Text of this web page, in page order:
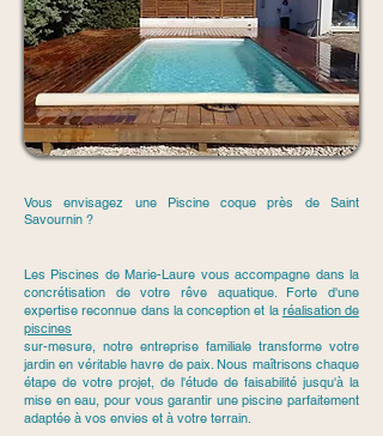
Vous envisagez une Piscine coque près de Saint
Savournin ?
Les Piscines de Marie-Laure vous accompagne dans la
concrétisation de votre rêve aquatique. Forte d'une
expertise reconnue dans la conception et la réalisation de
piscines
sur-mesure, notre entreprise familiale transforme votre
jardin en véritable havre de paix. Nous maîtrisons chaque
étape de votre projet, de l'étude de faisabilité jusqu'à la
mise en eau, pour vous garantir une piscine parfaitement
adaptée à vos envies et à votre terrain.